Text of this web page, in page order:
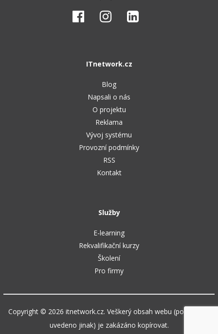
ITnetwork.cz
Blog
Napsali o nás
O projektu
Reklama
Vývoj systému
Provozní podmínky
RSS
Kontakt
Služby
E-learning
Rekvalifikační kurzy
Školení
Pro firmy
Copyright © 2026 itnetwork.cz. Veškerý obsah webu (pokud není
uvedeno jinak) je zakázáno kopírovat.